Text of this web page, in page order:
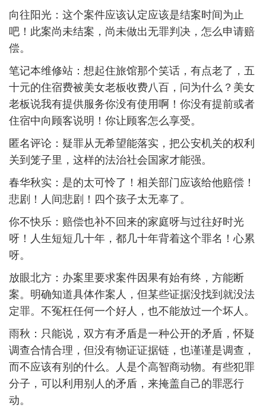
向往阳光：这个案件应该认定应该是结案时间为止
吧！此案尚未结案，尚未做出无罪判决，怎么申请赔
偿。
笔记本维修站：想起住旅馆那个笑话，有点老了，五
十元的住宿费被美女老板收费八百，问为什么？美女
老板说我有提供服务你没有使用啊！你没有提前或者
住宿中向顾客说明！你让顾客怎么享受。
匿名评论：疑罪从无希望能落实，把公安机关的权利
关到笼子里，这样的法治社会国家才能强。
春华秋实：是的太可怜了！相关部门应该给他赔偿！
悲剧！人间悲剧！四个孩子太无辜了。
你不快乐：赔偿也补不回来的家庭呀与过往好时光
呀！人生短短几十年，都几十年背着这个罪名！心累
呀。
放眼北方：办案里要求案件因果有始有终，方能断
案。明确知道具体作案人，但某些证据没找到就没法
定罪。不冤枉任何一个好人，也不能放过一个坏人。
雨秋：只能说，双方有矛盾是一种公开的矛盾，怀疑
调查合情合理，但没有物证证据链，也谨谨是调查，
而不应该有别的什么。人是个高智商动物。有些犯罪
分子，可以利用别人的矛盾，来掩盖自己的罪恶行
动。